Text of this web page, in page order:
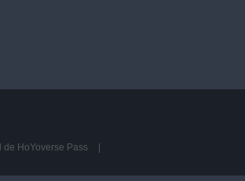
de HoYoverse Pass